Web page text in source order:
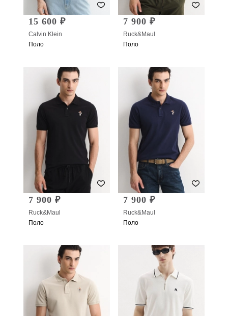
15 600 ₽
Calvin Klein
Поло
7 900 ₽
Ruck&Maul
Поло
7 900 ₽
Ruck&Maul
Поло
7 900 ₽
Ruck&Maul
Поло